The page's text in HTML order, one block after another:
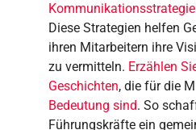
Diese Strategien helfen
ihren Mitarbeitern ihre
zu vermitteln. Erzählen
Geschichten, die für die
Bedeutung sind. So
Führungskräfte ein